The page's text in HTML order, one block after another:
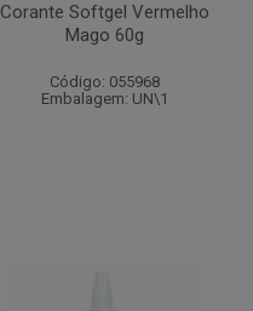
Corante Softgel Vermelho
Mago 60g
Código: 055968
Embalagem: UN\1